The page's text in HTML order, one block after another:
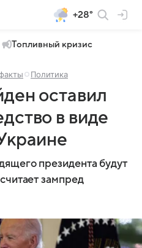
+28°
Топливный кризис
Политика
оставил
в виде
президента будут
зампред